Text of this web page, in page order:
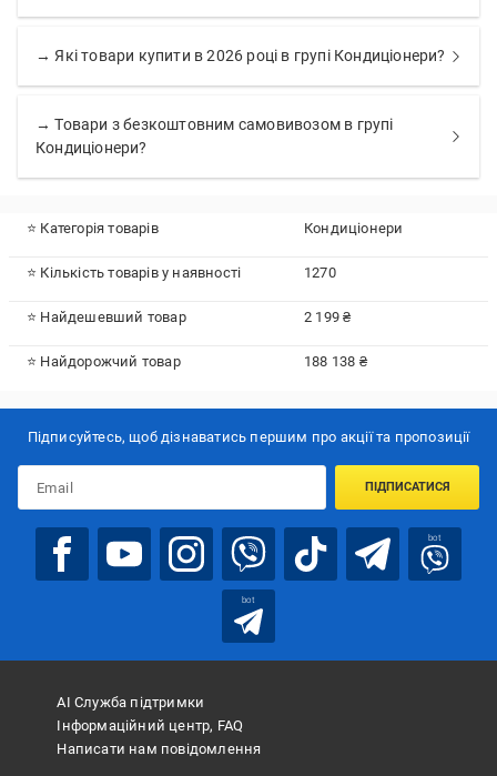
→ Які товари купити в 2026 році в групі Кондиціонери?
→ Товари з безкоштовним самовивозом в групі
Кондиціонери?
⭐ Категорія товарів Кондиціонери
⭐ Кількість товарів у наявності 1270
⭐ Найдешевший товар 2 199 ₴
⭐ Найдорожчий товар 188 138 ₴
Підписуйтесь, щоб дізнаватись першим про акції та пропозиції
ПІДПИСАТИСЯ
bot
bot
АІ Служба підтримки
Інформаційний центр, FAQ
Написати нам повідомлення